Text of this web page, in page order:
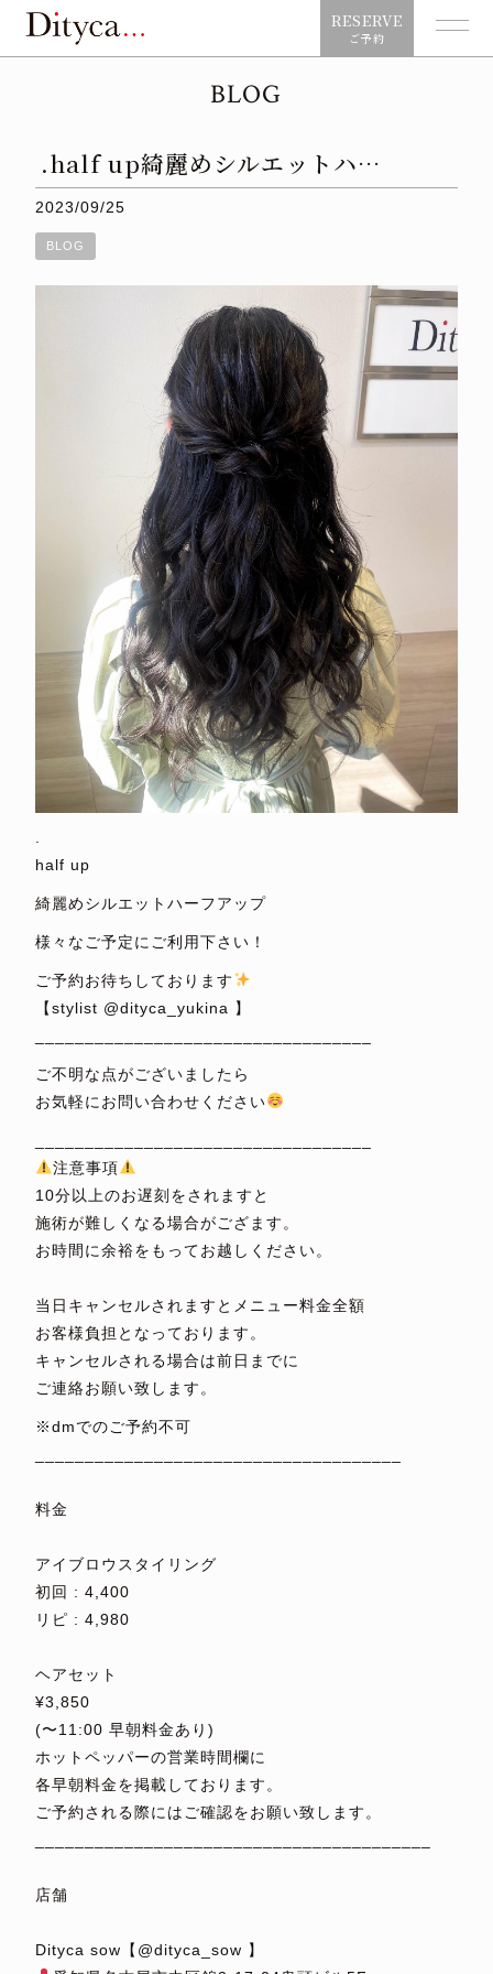
RESERVE
ご予約
BLOG
.half up綺麗めシルエットハ…
2023/09/25
BLOG
half up
綺麗めシルエットハーフアップ
様々なご予定にご利用下さい！
ご予約お待ちしております
【stylist @dityca_yukina 】
ご不明な点がございましたら
お気軽にお問い合わせください
注意事項
10分以上のお遅刻をされますと
施術が難しくなる場合がござます。
お時間に余裕をもってお越しください。
当日キャンセルされますとメニュー料金全額
お客様負担となっております。
キャンセルされる場合は前日までに
ご連絡お願い致します。
※dmでのご予約不可
料金
アイブロウスタイリング
初回 : 4,400
リピ : 4,980
ヘアセット
¥3,850
(〜11:00 早朝料金あり)
ホットペッパーの営業時間欄に
各早朝料金を掲載しております。
ご予約される際にはご確認をお願い致します。
店舗
Dityca sow【@dityca_sow 】